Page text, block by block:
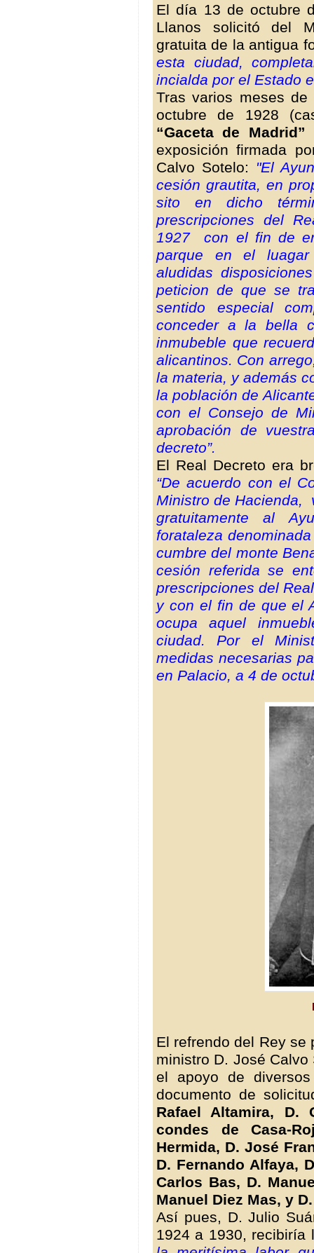
El día 13 de octubre
Llanos solicitó del
gratuita de la antigua
esta ciudad,
incialda por el Estado
Tras varios meses
octubre de 1928
“Gaceta de Madrid”
exposición firmada
Calvo Sotelo: "El
cesión grautita, en
sito en dicho
prescripciones del
1927 con el fin de
parque en el
aludidas
peticion de que se
sentido especial
conceder a la bella
inmubeble que
alicantinos. Con
la materia, y además
la población de
con el Consejo de
aprobación de
decreto”.
El Real Decreto era
“De acuerdo con el
Ministro de Hacienda,
gratuitamente al
forataleza
cumbre del monte
cesión referida se
prescripciones del
y con el fin de que el
ocupa aquel
ciudad. Por el
medidas necesarias
en Palacio, a 4 de
El refrendo del Rey se
ministro D. José
el apoyo de
documento de
Rafael Altamira, D.
condes de Casa-
Hermida, D. José
D. Fernando Alfaya,
Carlos Bas, D.
Manuel Diez Mas, y
Así pues, D. Julio
1924 a 1930,